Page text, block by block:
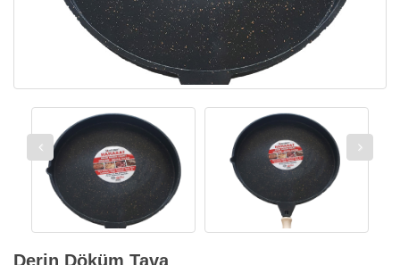
Derin Döküm Tava